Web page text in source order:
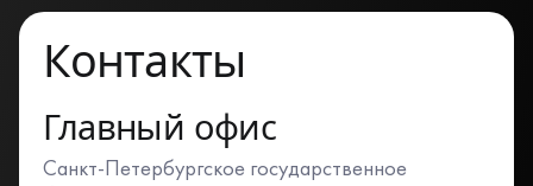
Контакты
Главный офис
Санкт-Петербургское государственное